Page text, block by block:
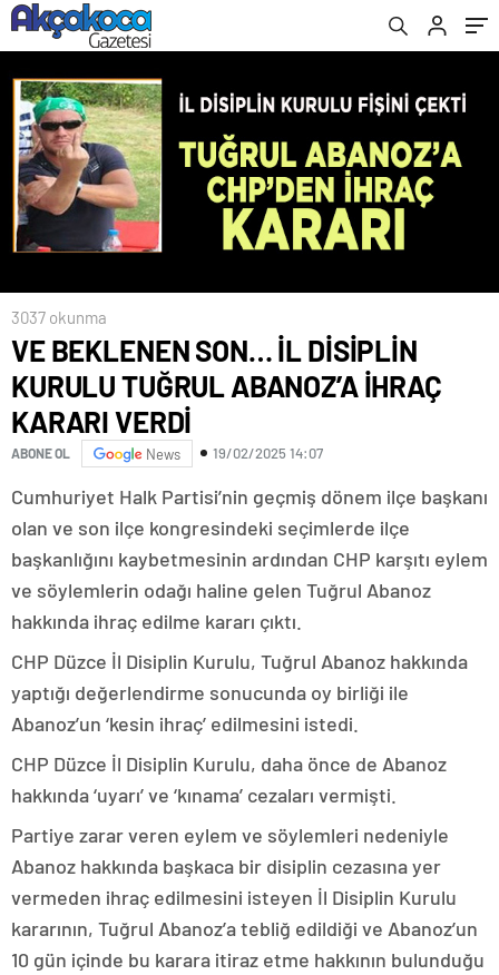
3037 okunma
VE BEKLENEN SON… İL DİSİPLİN
KURULU TUĞRUL ABANOZ’A İHRAÇ
KARARI VERDİ
ABONE OL News 19/02/2025 14:07
Cumhuriyet Halk Partisi’nin geçmiş dönem ilçe başkanı
olan ve son ilçe kongresindeki seçimlerde ilçe
başkanlığını kaybetmesinin ardından CHP karşıtı eylem
ve söylemlerin odağı haline gelen Tuğrul Abanoz
hakkında ihraç edilme kararı çıktı.
CHP Düzce İl Disiplin Kurulu, Tuğrul Abanoz hakkında
yaptığı değerlendirme sonucunda oy birliği ile
Abanoz’un ‘kesin ihraç’ edilmesini istedi.
CHP Düzce İl Disiplin Kurulu, daha önce de Abanoz
hakkında ‘uyarı’ ve ‘kınama’ cezaları vermişti.
Partiye zarar veren eylem ve söylemleri nedeniyle
Abanoz hakkında başkaca bir disiplin cezasına yer
vermeden ihraç edilmesini isteyen İl Disiplin Kurulu
kararının, Tuğrul Abanoz’a tebliğ edildiği ve Abanoz’un
10 gün içinde bu karara itiraz etme hakkının bulunduğu